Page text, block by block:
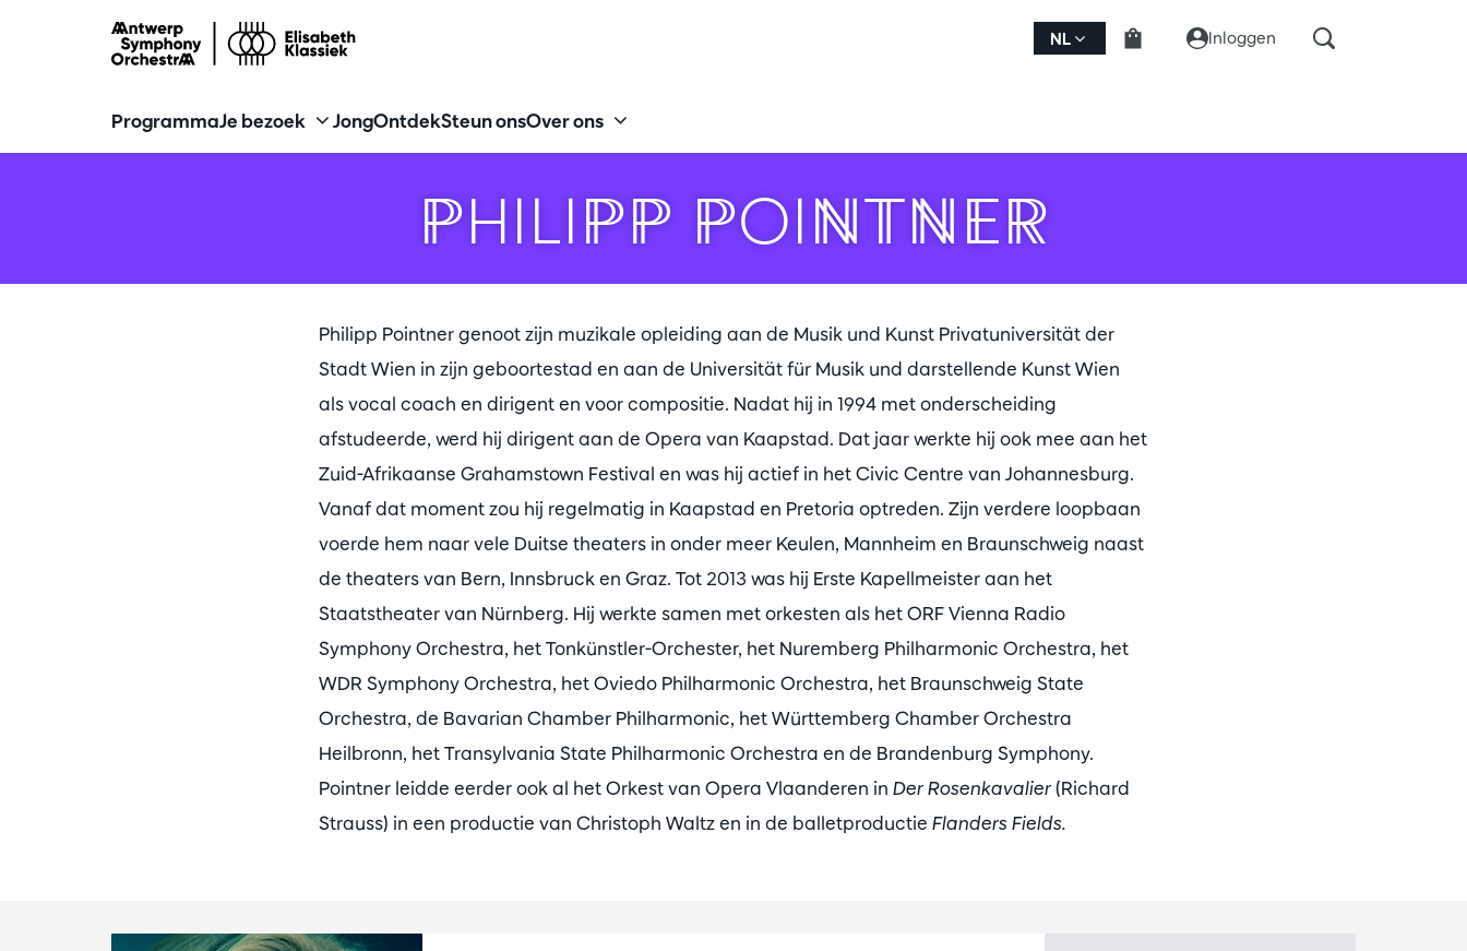
NL Inloggen
ProgrammaJe bezoek JongOntdekSteun onsOver ons
PHILIPP POINTNER
Philipp Pointner genoot zijn muzikale opleiding aan de Musik und Kunst Privatuniversität der
Stadt Wien in zijn geboortestad en aan de Universität für Musik und darstellende Kunst Wien
als vocal coach en dirigent en voor compositie. Nadat hij in 1994 met onderscheiding
afstudeerde, werd hij dirigent aan de Opera van Kaapstad. Dat jaar werkte hij ook mee aan het
Zuid-Afrikaanse Grahamstown Festival en was hij actief in het Civic Centre van Johannesburg.
Vanaf dat moment zou hij regelmatig in Kaapstad en Pretoria optreden. Zijn verdere loopbaan
voerde hem naar vele Duitse theaters in onder meer Keulen, Mannheim en Braunschweig naast
de theaters van Bern, Innsbruck en Graz. Tot 2013 was hij Erste Kapellmeister aan het
Staatstheater van Nürnberg. Hij werkte samen met orkesten als het ORF Vienna Radio
Symphony Orchestra, het Tonkünstler-Orchester, het Nuremberg Philharmonic Orchestra, het
WDR Symphony Orchestra, het Oviedo Philharmonic Orchestra, het Braunschweig State
Orchestra, de Bavarian Chamber Philharmonic, het Württemberg Chamber Orchestra
Heilbronn, het Transylvania State Philharmonic Orchestra en de Brandenburg Symphony.
Pointner leidde eerder ook al het Orkest van Opera Vlaanderen in Der Rosenkavalier(Richard
Strauss) in een productie van Christoph Waltz en in de balletproductie Flanders Fields.